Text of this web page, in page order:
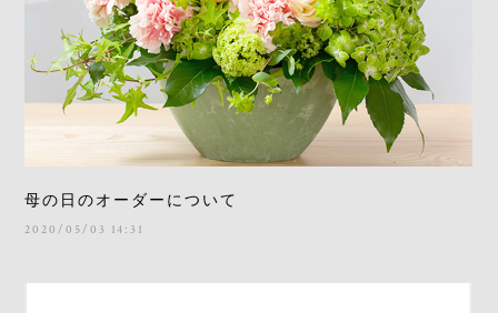
母の日のオーダーについて
2020/05/03 14:31